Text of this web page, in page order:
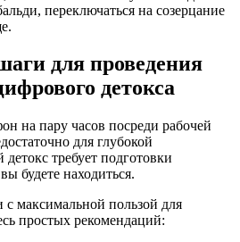
переключаться на созерцание
для проведения
детокса
на пару часов посреди рабочей
для глубокой
требует подготовки
будете находиться.
максимальной пользой для
простых рекомендаций: